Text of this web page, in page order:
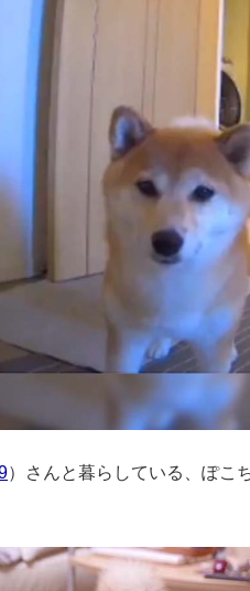
）さんと暮らしている、ぽこ